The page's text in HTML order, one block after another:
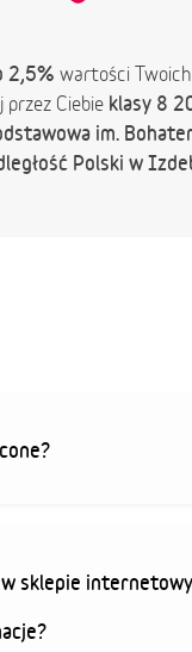
2,5% wartości
przez Ciebie klasy 8
im.
Polski w
sklepie